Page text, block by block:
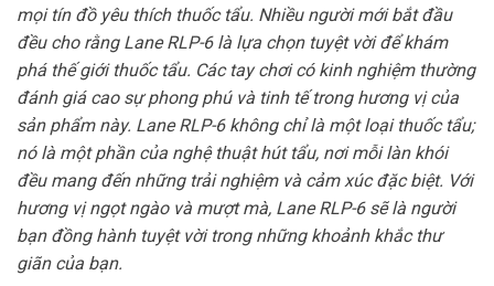
mọi tín đồ yêu thích thuốc tẩu. Nhiều người mới bắt đầu
đều cho rằng Lane RLP-6 là lựa chọn tuyệt vời để khám
phá thế giới thuốc tẩu. Các tay chơi có kinh nghiệm thường
đánh giá cao sự phong phú và tinh tế trong hương vị của
sản phẩm này. Lane RLP-6 không chỉ là một loại thuốc tẩu;
nó là một phần của nghệ thuật hút tẩu, nơi mỗi làn khói
đều mang đến những trải nghiệm và cảm xúc đặc biệt. Với
hương vị ngọt ngào và mượt mà, Lane RLP-6 sẽ là người
bạn đồng hành tuyệt vời trong những khoảnh khắc thư
giãn của bạn.